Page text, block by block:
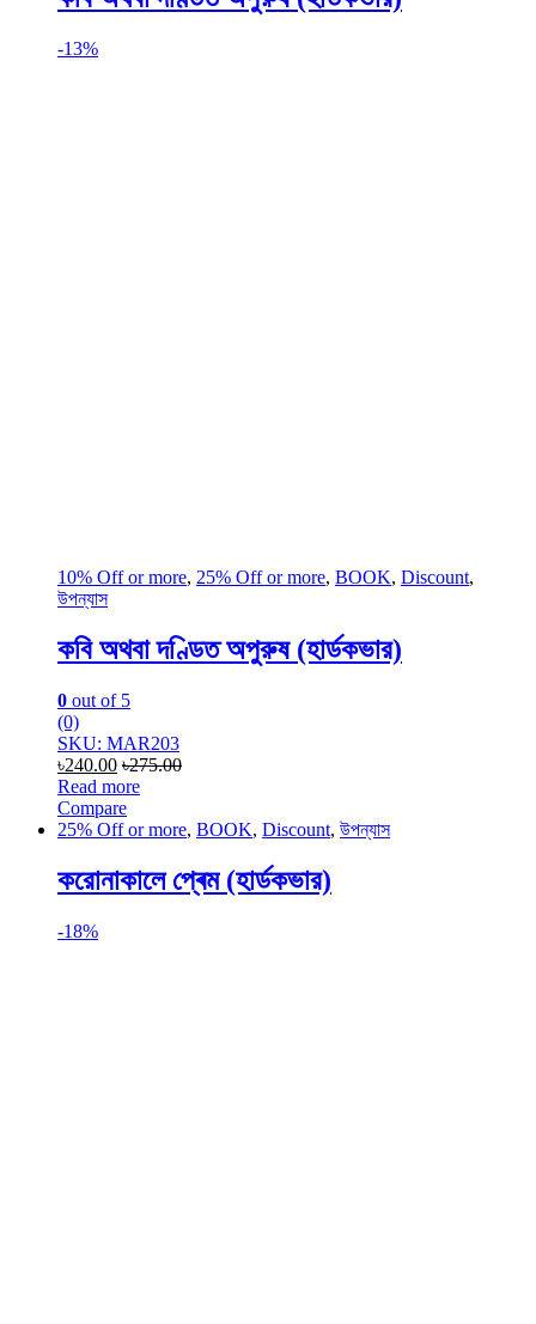
-13%
10% Off or more, 25% Off or more, BOOK, Discount,
উপন্যাস
কবি অথবা দণ্ডিত অপুরুষ (হার্ডকভার)
0 out of 5
(0)
SKU: MAR203
৳240.00 ৳275.00
Read more
Compare
25% Off or more, BOOK, Discount, উপন্যাস
করোনাকালে প্ৰেম (হার্ডকভার)
-18%